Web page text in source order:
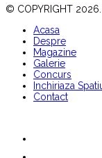
© COPYRIGHT 2026.
Acasa
Despre
Magazine
Galerie
Concurs
Inchiriaza
Contact